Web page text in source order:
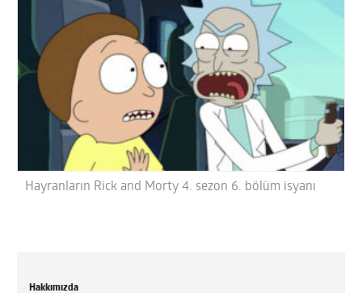
Hayranların Rick and Morty 4. sezon 6. bölüm isyanı
Hakkımızda